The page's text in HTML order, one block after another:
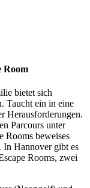
Room
bietet sich
Taucht ein in eine
Herausforderungen.
Parcours unter
Rooms beweises
In Hannover gibt es
Rooms, zwei